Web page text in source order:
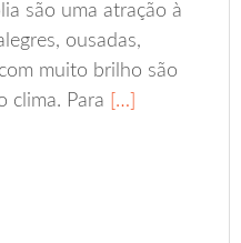
são uma atração à
ousadas,
muito brilho são
clima. Para […]